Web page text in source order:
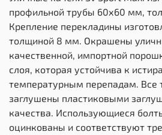
профильной трубы 60х60 мм,
Крепление перекладины
толщиной 8 мм. Окрашены
качественной, импортной
слоя, которая устойчива к
температурным перепадам. Все
заглушены пластиковыми
качества. Использующиеся
оцинкованы и соответствуют